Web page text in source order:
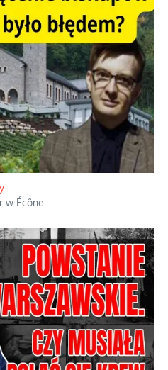
mitów historycznych
i tłumaczenie,
to, żeby później znowu jakiegoś